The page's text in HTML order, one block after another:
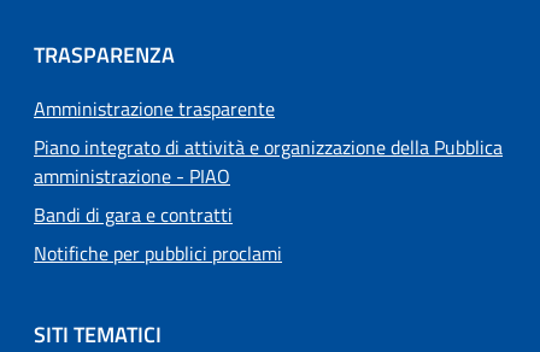
TRASPARENZA
Amministrazione trasparente
Piano integrato di attività e organizzazione della Pubblica
amministrazione - PIAO
Bandi di gara e contratti
Notifiche per pubblici proclami
SITI TEMATICI